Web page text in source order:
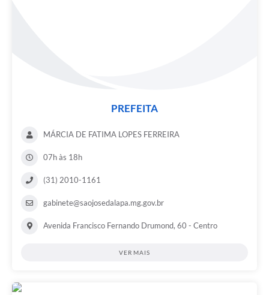
PREFEITA
MÁRCIA DE FATIMA LOPES FERREIRA
07h às 18h
(31) 2010-1161
gabinete@saojosedalapa.mg.gov.br
Avenida Francisco Fernando Drumond, 60 - Centro
VER MAIS